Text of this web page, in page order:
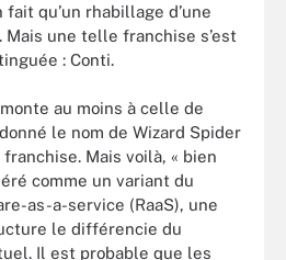
qu’un rhabillage d’une
une telle franchise s’est
: Conti.
au moins à celle de
le nom de Wizard Spider
Mais voilà, « bien
comme un variant du
as-a-service (RaaS), une
le différencie du
Il est probable que les